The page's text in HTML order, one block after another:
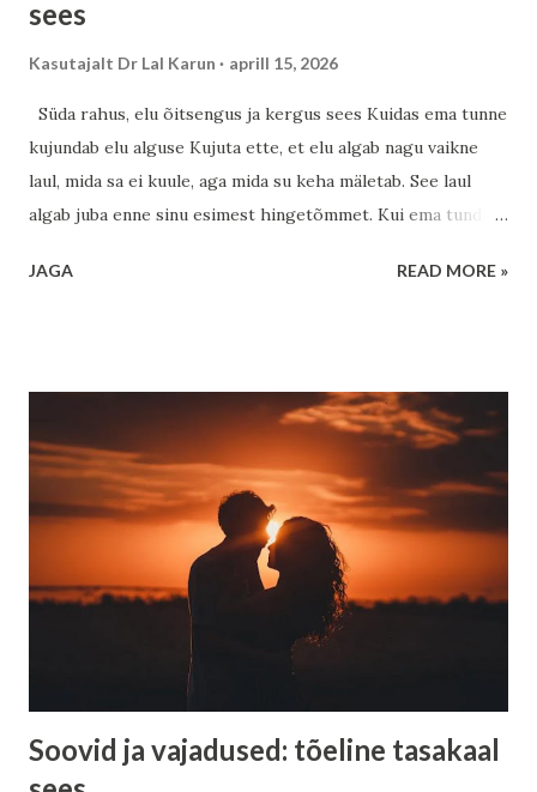
sees
Kasutajalt Dr Lal Karun aprill 15, 2026
Süda rahus, elu õitsengus ja kergus sees Kuidas ema tunne
kujundab elu alguse Kujuta ette, et elu algab nagu vaikne
laul, mida sa ei kuule, aga mida su keha mäletab. See laul
algab juba enne sinu esimest hingetõmmet. Kui ema tundis
jäänud ainult tema südamesse – see voolas läbi tema keha ja
rahunes, tundis tänulikkust, siis see muutus sinu jaoks nagu
soe tekk külmal talveõhtul. Kui aga ema koges stressi,
hirmu või ebakindlust, siis kandus ka see edasi, nagu tuul,
mis vahel ukse vahelt sisse puhub. Aga siin tuleb esimene
hea uudis: see, kust me tuleme, ei pea määrama seda, kuhu
me läheme. Eesti rahu ja sisemine vaikus Eestlane on oma
loomult vaikne vaatleja. Metsad, rabad ja meri on õpetanud
sind kuulama vaikust. Ja selles vaikuses on peidus suur
JAGA READ MORE »
Soovid ja vajadused: tõeline tasakaal